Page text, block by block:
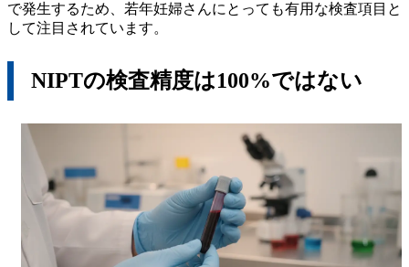
で発生するため、若年妊婦さんにとっても有用な検査項目と
して注目されています。
NIPTの検査精度は100%ではない